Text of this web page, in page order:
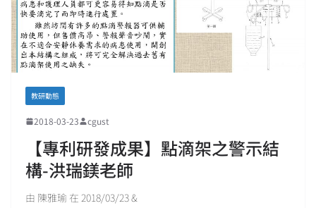
教研動態
2018-03-23 cgust
【專利研發成果】點滴架之警示結
構-洪瑞鎂老師
由 陳雅瑜 在 2018/03/23 &